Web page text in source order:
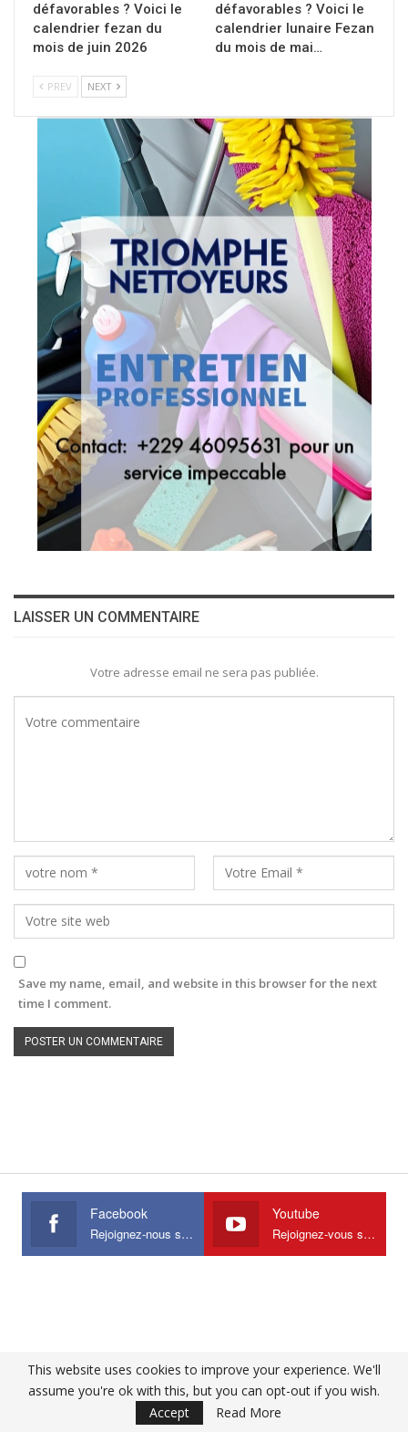
défavorables ? Voici le
calendrier fezan du
mois de juin 2026
défavorables ? Voici le
calendrier lunaire Fezan
du mois de mai…
PREV NEXT
LAISSER UN COMMENTAIRE
Votre adresse email ne sera pas publiée.
Save my name, email, and website in this browser for the next
time I comment.
Facebook
Rejoignez-nous sur Facebook
Youtube
Rejoignez-vous sur Youtube
This website uses cookies to improve your experience. We'll
assume you're ok with this, but you can opt-out if you wish.
Accept
Read More